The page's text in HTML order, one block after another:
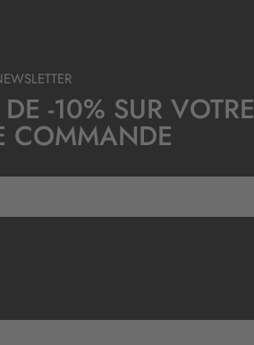
-10% SUR VOTRE
COMMANDE